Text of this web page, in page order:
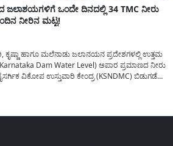
ಜಲಾಶಯಗಳಿಗೆ ಒಂದೇ ದಿನದಲ್ಲಿ 34 TMC ನೀರು
ನೀರಿನ ಮಟ್ಟ!
ಕೃಷ್ಣಾ ಹಾಗೂ ಮಲೆನಾಡು ಜಲಾನಯನ ಪ್ರದೇಶಗಳಲ್ಲಿ ಉತ್ತಮ
Dam Water Level) ಅಪಾರ ಪ್ರಮಾಣದ ನೀರು
ವಿಕೋಪ ಉಸ್ತುವಾರಿ ಕೇಂದ್ರ (KSNDMC) ಬಿಡುಗಡೆ